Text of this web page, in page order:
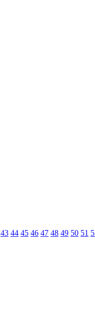
43 44 45 46 47 48 49 50 51